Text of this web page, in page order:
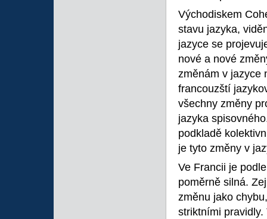
Východiskem
stavu jazyka,
jazyce se
nové a nové
změnám v jazyce
francouzští
všechny změny
jazyka
podkladě
je tyto změny v
Ve Francii je
poměrně silná.
změnu jako
striktními